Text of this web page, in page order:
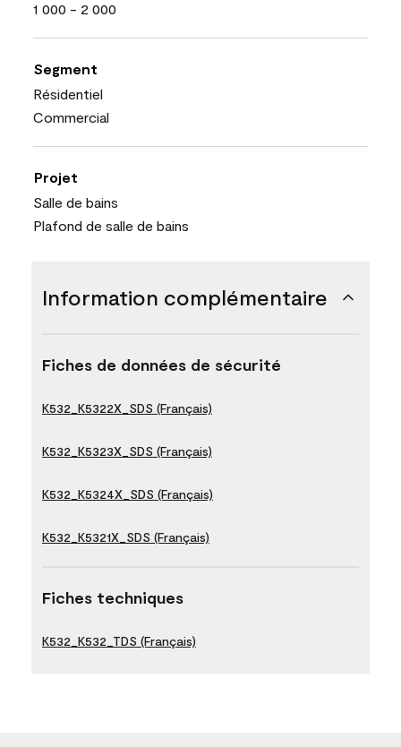
1 000 - 2 000
Segment
Résidentiel
Commercial
Projet
Salle de bains
Plafond de salle de bains
Information complémentaire
Fiches de données de sécurité
K532_K5322X_SDS (Français)
K532_K5323X_SDS (Français)
K532_K5324X_SDS (Français)
K532_K5321X_SDS (Français)
Fiches techniques
K532_K532_TDS (Français)